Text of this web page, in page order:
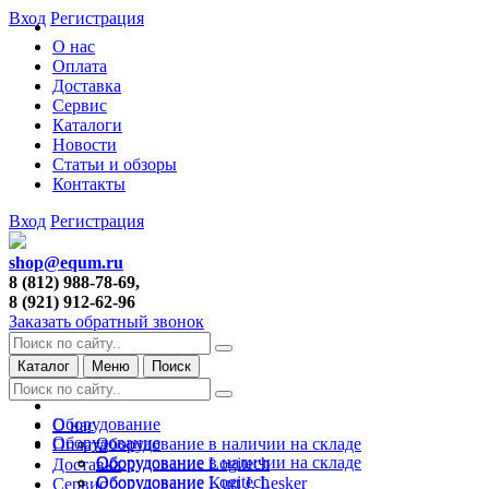
О нас
Оплата
Доставка
Сервис
Каталоги
Новости
Статьи и обзоры
Контакты
Вход Регистрация
Вход Регистрация
shop@equm.ru
8 (812) 988-78-69,
8 (921) 912-62-96
Заказать обратный звонок
Каталог Меню Поиск
О нас
Оплата
Доставка
Сервис
Оборудование
Оборудование в наличии на складе
Оборудование Logitech
Оборудование Kurt J. Lesker
Оборудование
Оборудование в наличии на складе
Оборудование Logitech